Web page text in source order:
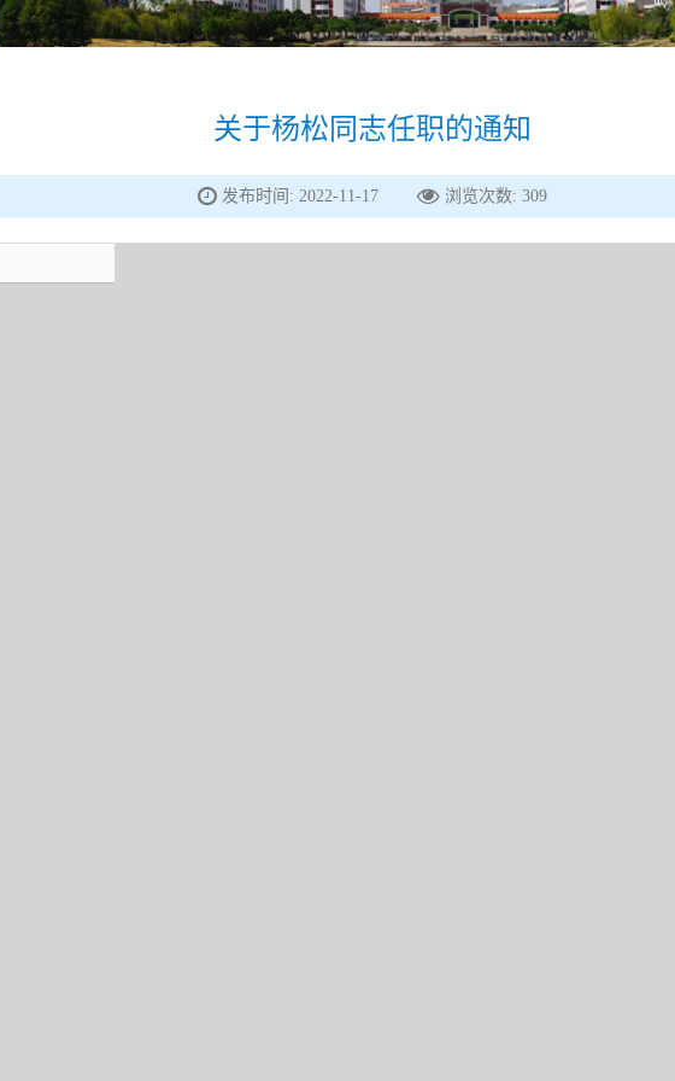
关于杨松同志任职的通知
发布时间: 2022-11-17 浏览次数: 309